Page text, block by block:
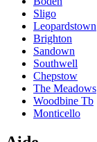
Sligo
Leopardstown
Brighton
Sandown
Southwell
Chepstow
The Meadows
Woodbine Tb
Monticello